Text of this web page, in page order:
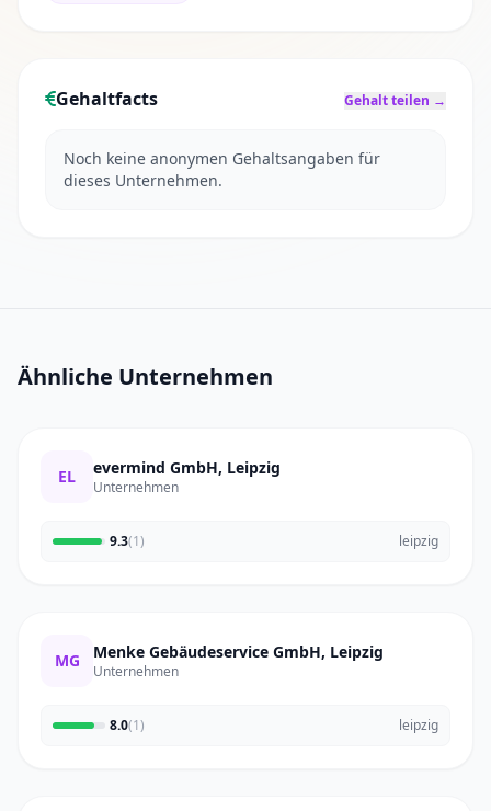
Gehaltfacts Gehalt teilen →
Noch keine anonymen Gehaltsangaben für
dieses Unternehmen.
Ähnliche Unternehmen
EL evermind GmbH, Leipzig
Unternehmen
9.3(1) leipzig
MG Menke Gebäudeservice GmbH, Leipzig
Unternehmen
8.0(1) leipzig